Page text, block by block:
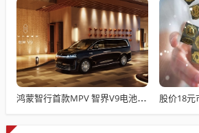
鸿蒙智行首款MPV 智界V9电池信息曝光：WLTC最远续航223km